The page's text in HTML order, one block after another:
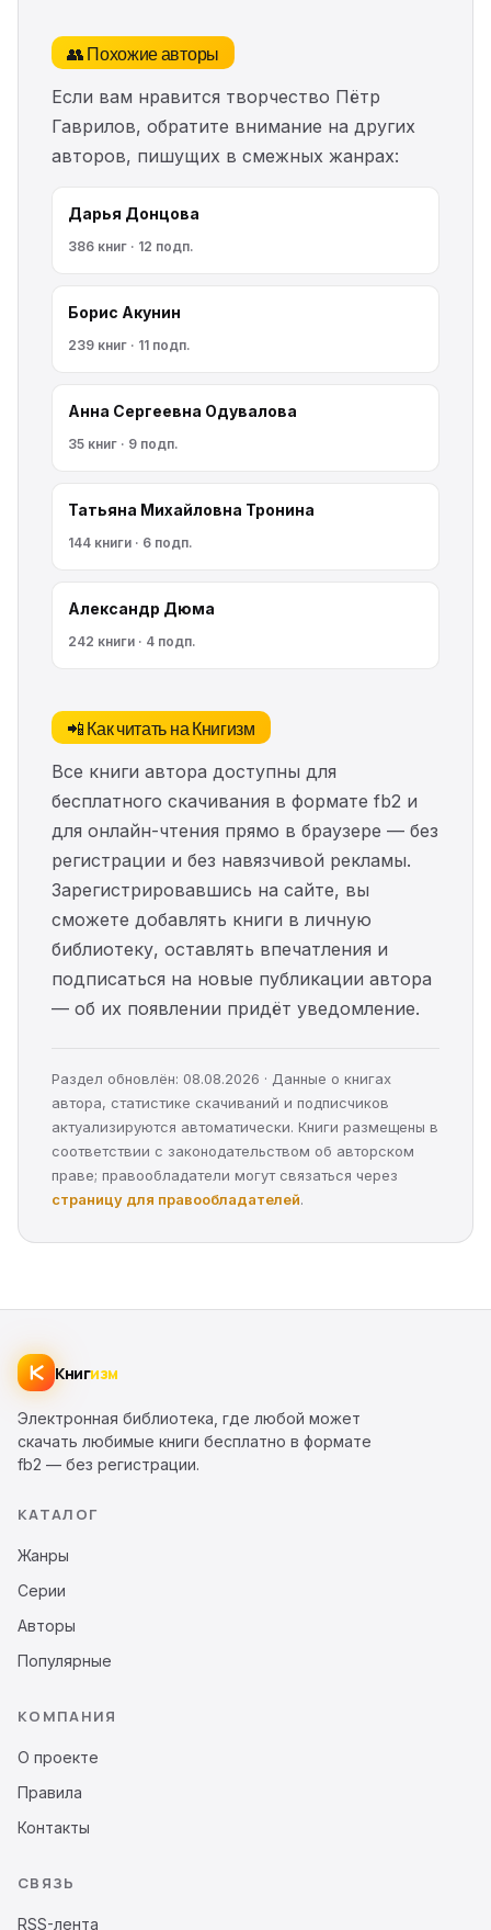
👥 Похожие авторы
Если вам нравится творчество Пётр
Гаврилов, обратите внимание на других
авторов, пишущих в смежных жанрах:
Дарья Донцова
386 книг · 12 подп.
Борис Акунин
239 книг · 11 подп.
Анна Сергеевна Одувалова
35 книг · 9 подп.
Татьяна Михайловна Тронина
144 книги · 6 подп.
Александр Дюма
242 книги · 4 подп.
📲 Как читать на Книгизм
Все книги автора доступны для
бесплатного скачивания в формате fb2 и
для онлайн-чтения прямо в браузере — без
регистрации и без навязчивой рекламы.
Зарегистрировавшись на сайте, вы
сможете добавлять книги в личную
библиотеку, оставлять впечатления и
подписаться на новые публикации автора
— об их появлении придёт уведомление.
Раздел обновлён: 08.08.2026 · Данные о книгах
автора, статистике скачиваний и подписчиков
актуализируются автоматически. Книги размещены в
соответствии с законодательством об авторском
праве; правообладатели могут связаться через
страницу для правообладателей.
Книгизм
Электронная библиотека, где любой может
скачать любимые книги бесплатно в формате
fb2 — без регистрации.
КАТАЛОГ
Жанры
Серии
Авторы
Популярные
КОМПАНИЯ
О проекте
Правила
Контакты
СВЯЗЬ
RSS-лента